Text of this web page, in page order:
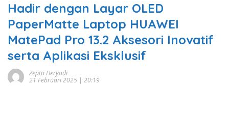
Hadir dengan Layar OLED
PaperMatte Laptop HUAWEI
MatePad Pro 13.2 Aksesori Inovatif
serta Aplikasi Eksklusif
Zepta Heryadi
21 Februari 2025 | 20:19